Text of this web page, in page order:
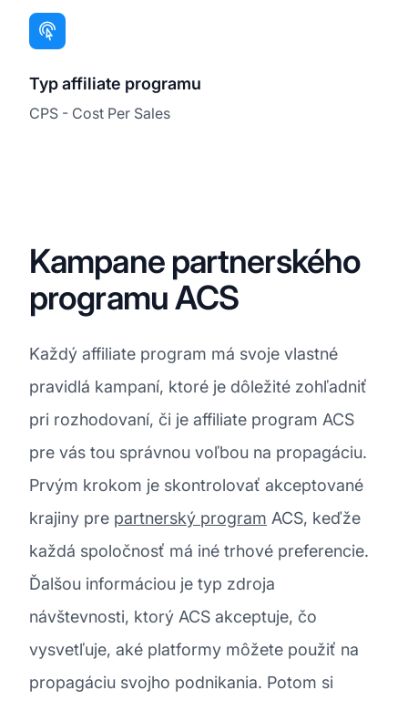
Typ affiliate programu
CPS - Cost Per Sales
Kampane partnerského
programu ACS
Každý affiliate program má svoje vlastné
pravidlá kampaní, ktoré je dôležité zohľadniť
pri rozhodovaní, či je affiliate program ACS
pre vás tou správnou voľbou na propagáciu.
Prvým krokom je skontrolovať akceptované
krajiny pre partnerský program ACS, keďže
každá spoločnosť má iné trhové preferencie.
Ďalšou informáciou je typ zdroja
návštevnosti, ktorý ACS akceptuje, čo
vysvetľuje, aké platformy môžete použiť na
propagáciu svojho podnikania. Potom si